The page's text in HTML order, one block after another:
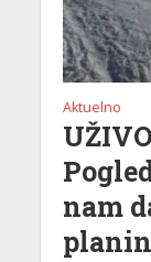
Aktuelno
nam